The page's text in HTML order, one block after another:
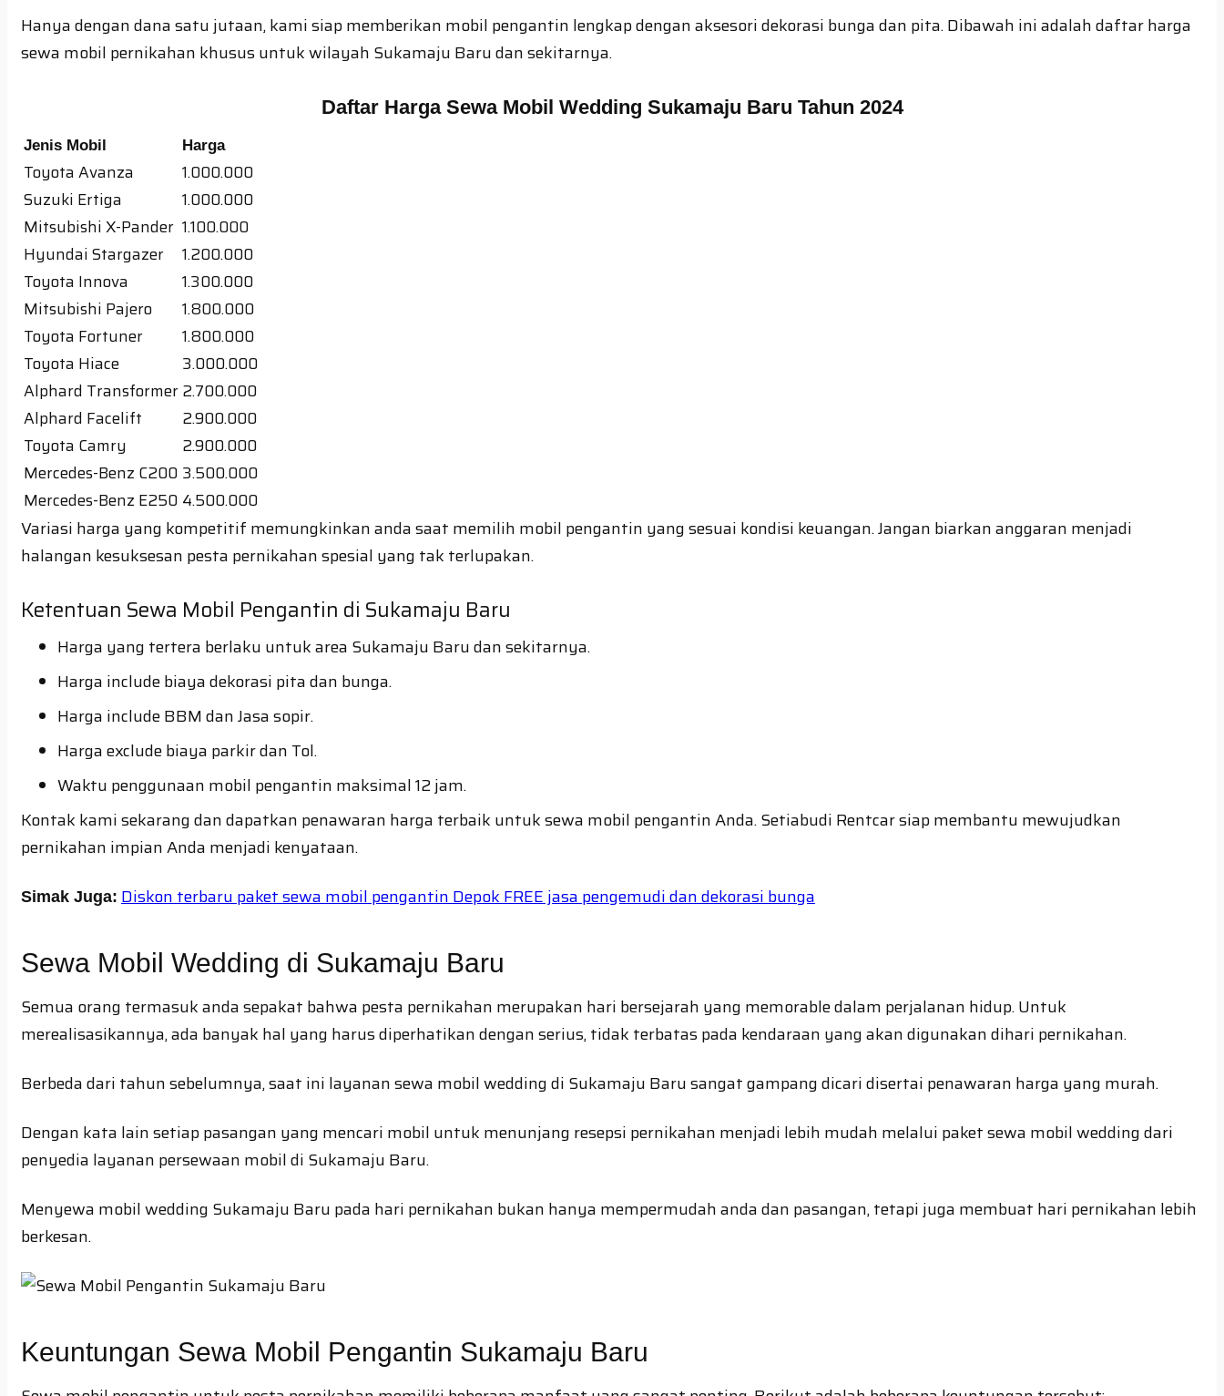
Hanya dengan dana satu jutaan, kami siap memberikan mobil pengantin lengkap dengan aksesori dekorasi bunga dan pita. Dibawah ini adalah daftar harga
sewa mobil pernikahan khusus untuk wilayah Sukamaju Baru dan sekitarnya.
Daftar Harga Sewa Mobil Wedding Sukamaju Baru Tahun 2024
Jenis Mobil Harga
Toyota Avanza
1.000.000
Suzuki Ertiga
1.000.000
Mitsubishi X-Pander 1.100.000
Hyundai Stargazer
1.200.000
Toyota Innova
1.300.000
Mitsubishi Pajero
1.800.000
Toyota Fortuner
1.800.000
Toyota Hiace
3.000.000
Alphard Transformer2.700.000
Alphard Facelift
2.900.000
Toyota Camry
2.900.000
Mercedes-Benz C200 3.500.000
Mercedes-Benz E250 4.500.000
Variasi harga yang kompetitif memungkinkan anda saat memilih mobil pengantin yang sesuai kondisi keuangan. Jangan biarkan anggaran menjadi
halangan kesuksesan pesta pernikahan spesial yang tak terlupakan.
Ketentuan Sewa Mobil Pengantin di Sukamaju Baru
Harga yang tertera berlaku untuk area Sukamaju Baru dan sekitarnya.
Harga include biaya dekorasi pita dan bunga.
Harga include BBM dan Jasa sopir.
Harga exclude biaya parkir dan Tol.
Waktu penggunaan mobil pengantin maksimal 12 jam.
Kontak kami sekarang dan dapatkan penawaran harga terbaik untuk sewa mobil pengantin Anda. Setiabudi Rentcar siap membantu mewujudkan
pernikahan impian Anda menjadi kenyataan.
Simak Juga: Diskon terbaru paket sewa mobil pengantin Depok FREE jasa pengemudi dan dekorasi bunga
Sewa Mobil Wedding di Sukamaju Baru
Semua orang termasuk anda sepakat bahwa pesta pernikahan merupakan hari bersejarah yang memorable dalam perjalanan hidup. Untuk
merealisasikannya, ada banyak hal yang harus diperhatikan dengan serius, tidak terbatas pada kendaraan yang akan digunakan dihari pernikahan.
Berbeda dari tahun sebelumnya, saat ini layanan sewa mobil wedding di Sukamaju Baru sangat gampang dicari disertai penawaran harga yang murah.
Dengan kata lain setiap pasangan yang mencari mobil untuk menunjang resepsi pernikahan menjadi lebih mudah melalui paket sewa mobil wedding dari
penyedia layanan persewaan mobil di Sukamaju Baru.
Menyewa mobil wedding Sukamaju Baru pada hari pernikahan bukan hanya mempermudah anda dan pasangan, tetapi juga membuat hari pernikahan lebih
berkesan.
Keuntungan Sewa Mobil Pengantin Sukamaju Baru